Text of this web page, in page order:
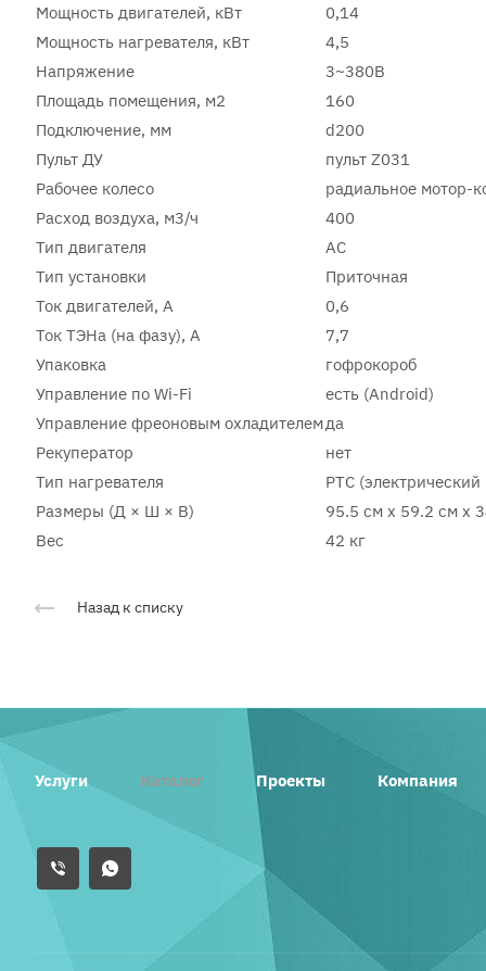
Мощность двигателей, кВт
0,14
Мощность нагревателя, кВт
4,5
Напряжение
3~380В
Площадь помещения, м2
160
Подключение, мм
d200
Пульт ДУ
пульт Z031
Рабочее колесо
радиальное мотор-
Расход воздуха, м3/ч
400
Тип двигателя
AC
Тип установки
Приточная
Ток двигателей, А
0,6
Ток ТЭНа (на фазу), А
7,7
Упаковка
гофрокороб
Управление по Wi-Fi
есть (Android)
Управление фреоновым охладителемда
Рекуператор
нет
Тип нагревателя
PTC
Размеры (Д × Ш × В)
95.5 см x 59.2 см x
Вес
42 кг
Назад к списку
Услуги Каталог Проекты Компания